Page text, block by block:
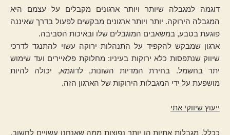
דוגמה למגבלה שיותר ויותר ארגונים מקבלים על עצמם היא
המגבלה הירוקה. יותר ויותר ארגונים מבקשים לפעול בדרך שאיננה
פוגעת בטבע, במשאבים המוגבלים שלו ובאיכות הסביבה.
ארגון שמבקש להקפיד על התנהלות ירוקה עשוי להתנגד לדרכי
שיווק שנתפסות כלא ירוקות בעיניו: מחלוקת פלאיירים ועד שימוש
יתר בחשמל. בחירת המדיות השונות, לדוגמא, יכולה להיות
מושפעת על ידי המגבלות הירוקות של הארגון הזה.
ייעוץ שיווקי אתי
ככלל, מגבלות אתיות הן יותר נפוצות ממה שאנחנו עשויים לחשוב.